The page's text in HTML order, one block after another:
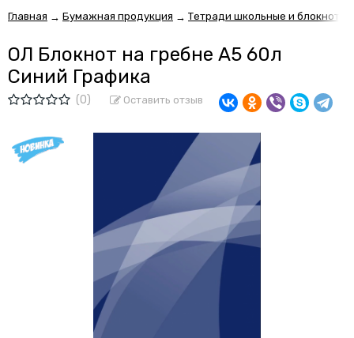
Главная → Бумажная продукция → Тетради школьные и блокноты
ОЛ Блокнот на гребне А5 60л
Синий Графика
(0) Оставить отзыв